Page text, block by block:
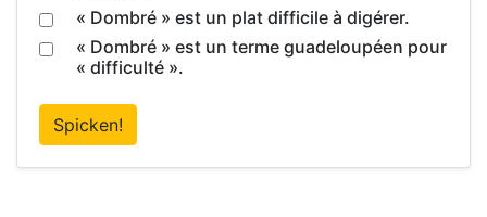
« Dombré » est un plat difficile à digérer.
« Dombré » est un terme guadeloupéen pour
« difficulté ».
Spicken!